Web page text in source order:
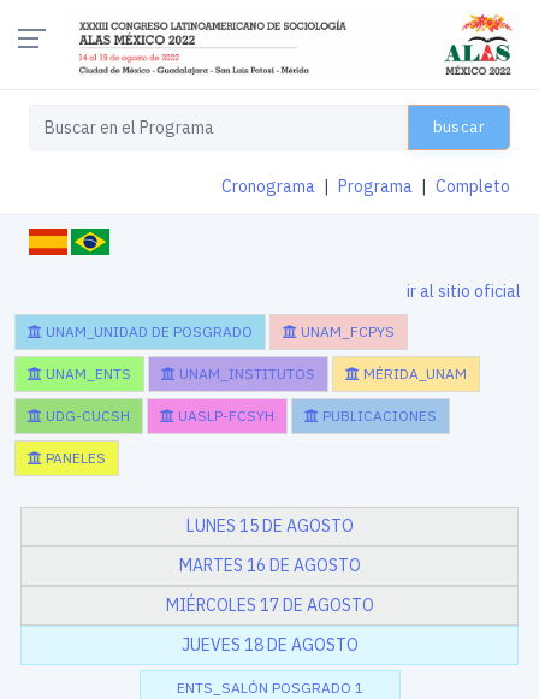
buscar
Cronograma Programa Completo
ir al sitio oficial
UNAM_UNIDAD DE POSGRADO UNAM_FCPYS
UNAM_ENTS UNAM_INSTITUTOS MÉRIDA_UNAM
UDG-CUCSH UASLP-FCSYH PUBLICACIONES
PANELES
LUNES 15 DE AGOSTO
MARTES 16 DE AGOSTO
MIÉRCOLES 17 DE AGOSTO
JUEVES 18 DE AGOSTO
ENTS_SALÓN POSGRADO 1